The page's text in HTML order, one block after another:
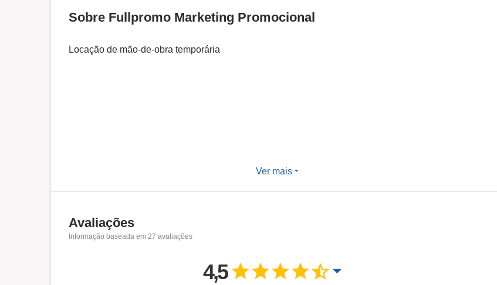
Sobre Fullpromo Marketing Promocional
Locação de mão-de-obra temporária
Ver mais
Avaliações
Informação baseada em 27 avaliações
4,5